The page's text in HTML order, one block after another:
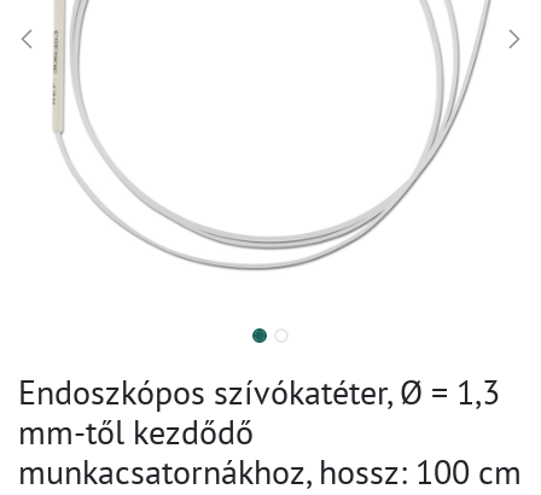
Endoszkópos szívókatéter, Ø = 1,3
mm-től kezdődő
munkacsatornákhoz, hossz: 100 cm